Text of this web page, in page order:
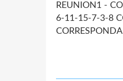
REUNION1 -
6-11-15-7-3-8